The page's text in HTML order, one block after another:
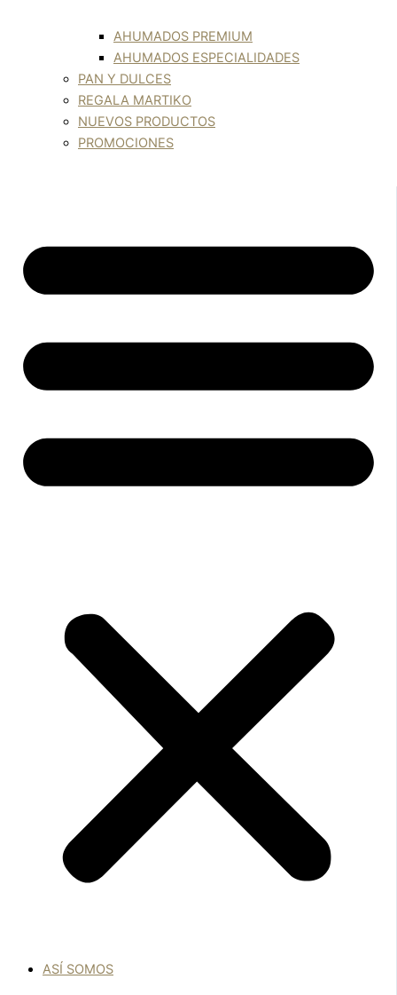
AHUMADOS PREMIUM
AHUMADOS ESPECIALIDADES
PAN Y DULCES
REGALA MARTIKO
NUEVOS PRODUCTOS
PROMOCIONES
ASÍ SOMOS